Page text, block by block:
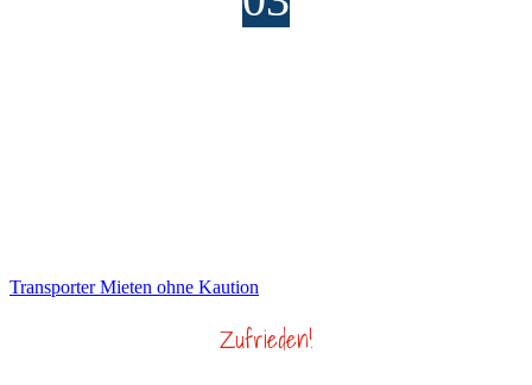
Transporter Mieten ohne Kaution
Zufrieden!